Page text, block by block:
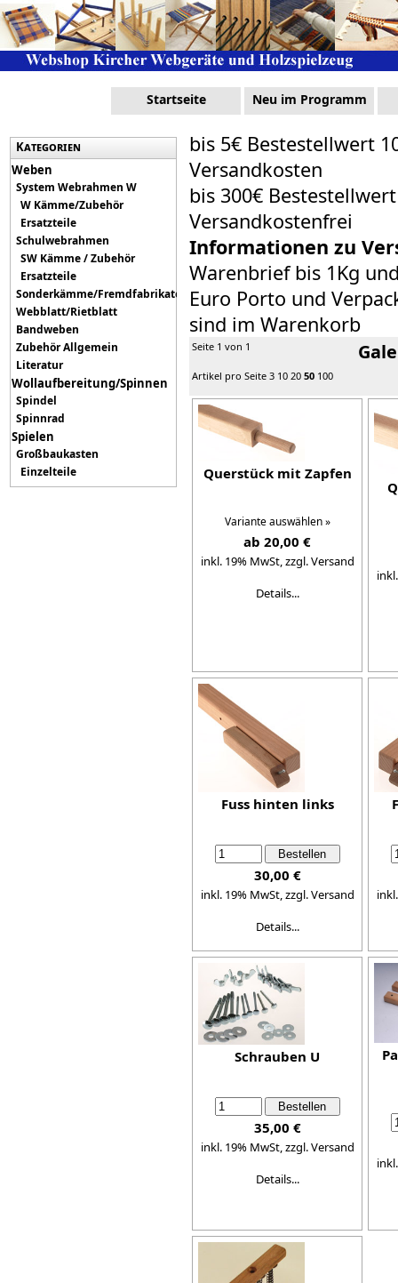
Startseite Neu im Programm
Kategorien
Weben
System Webrahmen W
W Kämme/Zubehör
Ersatzteile
Schulwebrahmen
SW Kämme / Zubehör
Ersatzteile
Sonderkämme/Fremdfabrikate
Webblatt/Rietblatt
Bandweben
Zubehör Allgemein
Literatur
Wollaufbereitung/Spinnen
Spindel
Spinnrad
Spielen
Großbaukasten
Einzelteile
bis 5€ Bestestellwert
Versandkosten
bis 300€
Versandkostenfrei
Informationen zu
Warenbrief bis 1Kg
Euro Porto und
sind im Warenkorb
Seite 1 von 1
Artikel pro Seite 3 10 20 50 100
Querstück mit Zapfen
Variante auswählen »
ab 20,00 €
inkl. 19% MwSt,zzgl. Versand
Details...
Fuss hinten links
30,00 €
inkl. 19% MwSt,zzgl. Versand
Details...
Schrauben U
35,00 €
inkl. 19% MwSt,zzgl. Versand
Details...